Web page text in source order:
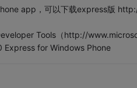
app，可以下载express版
Tools（http://
Express for Windows Phone